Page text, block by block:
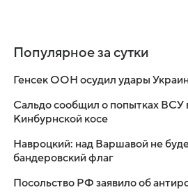
Популярное за сутки
Генсек ООН осудил удары
Сальдо сообщил о попытках ВСУ
Кинбурнской косе
Навроцкий: над Варшавой не
бандеровский флаг
Посольство РФ заявило об